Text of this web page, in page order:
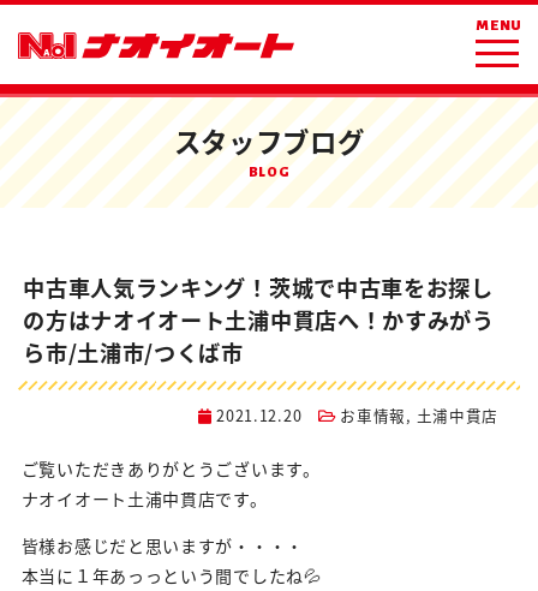
MENU
中古車人気ランキング！茨城で中古車をお探しの方はナオイオート土浦中貫
スタッフブログ
BLOG
中古車人気ランキング！茨城で中古車をお探し
の方はナオイオート土浦中貫店へ！かすみがう
ら市/土浦市/つくば市
2021.12.20 お車情報, 土浦中貫店
ご覧いただきありがとうございます。
ナオイオート土浦中貫店です。
皆様お感じだと思いますが・・・・
本当に１年あっっという間でしたね💦